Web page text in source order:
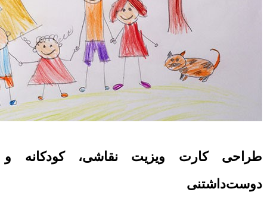
طراحی کارت ویزیت نقاشی، کودکانه و
دوست‌داشتنی